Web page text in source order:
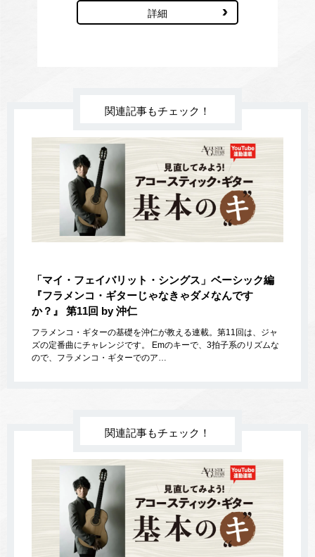
詳細
関連記事もチェック！
「マイ・フェイバリット・シングス」ベーシック編
『フラメンコ・ギターじゃなきゃダメなんです
か？』 第11回 by 沖仁
フラメンコ・ギターの基礎を沖仁が教える連載。第11回は、ジャ
ズの定番曲にチャレンジです。 Emのキーで、3拍子系のリズムな
ので、フラメンコ・ギターでのア…
関連記事もチェック！